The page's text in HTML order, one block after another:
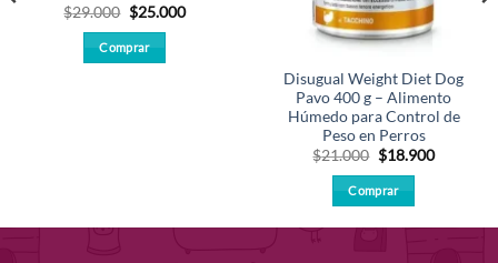
$29.000 El
precio
era:
$29.000.
$25.000El
Comprar
Disugual Weight Diet Dog
Pavo 400 g – Alimento
Húmedo para Control de
Peso en Perros
$21.000 El
precio
original
era:
$21.000.
$18.900El
Comprar